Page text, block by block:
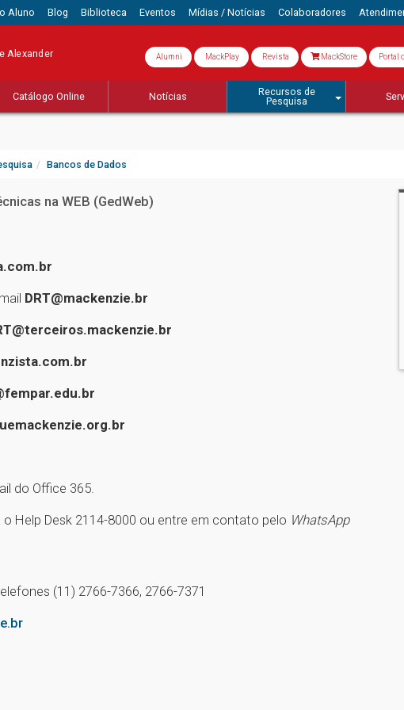
Aluno Blog Biblioteca Eventos Mídias / Notícias Colaboradores
Alexander Alumni MackPlay Revista MackStore Portal
Catálogo Online Notícias
Recursos de
Pesquisa
Bancos de Dados
na WEB (GedWeb)
DRT@mackenzie.br
do Office 365.
o Help Desk 2114-8000 ou entre em contato pelo WhatsApp
(11) 2766-7366, 2766-7371
Segunda-feira a sexta-feira: